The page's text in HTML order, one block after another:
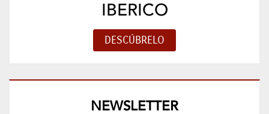
IBERICO
NEWSLETTER